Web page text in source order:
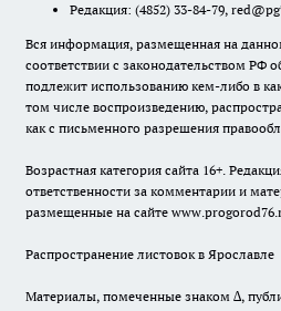
Редакция: (4852) 33-84-79,
Вся информация, размещенная на
соответствии с законодательством РФ
подлежит использованию кем-либо в
том числе воспроизведению,
как с письменного разрешения
Возрастная категория сайта 16+.
ответственности за комментарии и
размещенные на сайте
Распространение листовок в Ярославле
Материалы, помеченные знаком ∆,